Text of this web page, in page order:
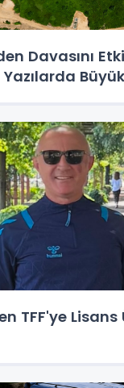
Davasını
TFF'ye Lisans